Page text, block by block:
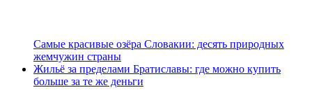
Самые красивые озёра Словакии: десять природных
жемчужин страны
Жильё за пределами Братиславы: где можно купить
больше за те же деньги